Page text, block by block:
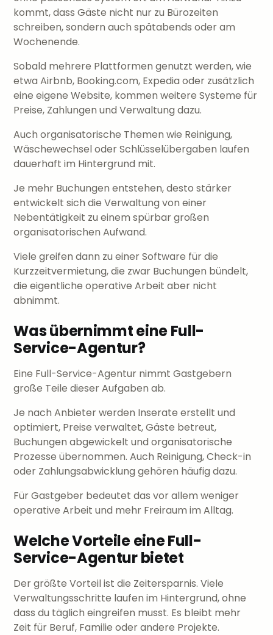
kommt, dass Gäste nicht nur zu Bürozeiten
schreiben, sondern auch spätabends oder am
Wochenende.
Sobald mehrere Plattformen genutzt werden, wie
etwa Airbnb, Booking.com, Expedia oder zusätzlich
eine eigene Website, kommen weitere Systeme für
Preise, Zahlungen und Verwaltung dazu.
Auch organisatorische Themen wie Reinigung,
Wäschewechsel oder Schlüsselübergaben laufen
dauerhaft im Hintergrund mit.
Je mehr Buchungen entstehen, desto stärker
entwickelt sich die Verwaltung von einer
Nebentätigkeit zu einem spürbar großen
organisatorischen Aufwand.
Viele greifen dann zu einer Software für die
Kurzzeitvermietung, die zwar Buchungen bündelt,
die eigentliche operative Arbeit aber nicht
abnimmt.
Was übernimmt eine Full-
Service-Agentur?
Eine Full-Service-Agentur nimmt Gastgebern
große Teile dieser Aufgaben ab.
Je nach Anbieter werden Inserate erstellt und
optimiert, Preise verwaltet, Gäste betreut,
Buchungen abgewickelt und organisatorische
Prozesse übernommen. Auch Reinigung, Check-in
oder Zahlungsabwicklung gehören häufig dazu.
Für Gastgeber bedeutet das vor allem weniger
operative Arbeit und mehr Freiraum im Alltag.
Welche Vorteile eine Full-
Service-Agentur bietet
Der größte Vorteil ist die Zeitersparnis. Viele
Verwaltungsschritte laufen im Hintergrund, ohne
dass du täglich eingreifen musst. Es bleibt mehr
Zeit für Beruf, Familie oder andere Projekte.